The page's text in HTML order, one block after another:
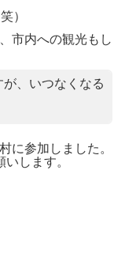
）
市内への観光もし
、いつなくなる
に参加しました。
いします。